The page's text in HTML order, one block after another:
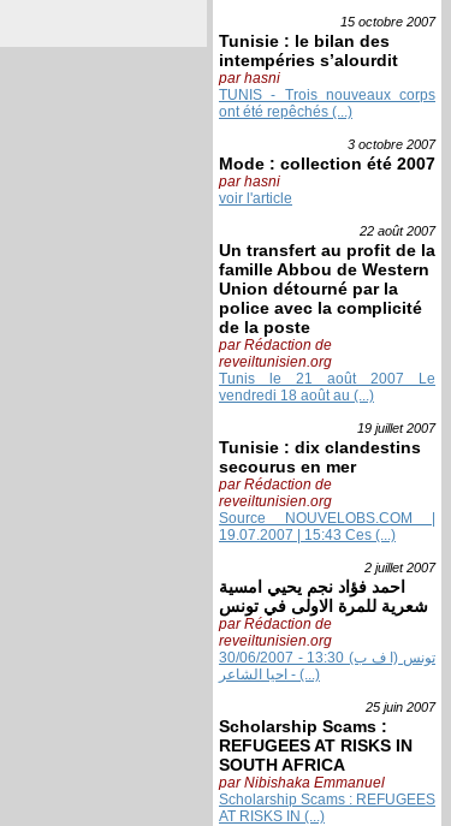
15 octobre 2007
Tunisie : le bilan des
intempéries s’alourdit
par hasni
TUNIS - Trois nouveaux corps
ont été repêchés (...)
3 octobre 2007
Mode : collection été 2007
par hasni
voir l'article
22 août2007
Un transfert au profit de la
famille Abbou de Western
Union détourné par la
police avec la complicité
de la poste
par Rédaction de
reveiltunisien.org
Tunis le 21 août 2007 Le
vendredi 18 août au (...)
19 juillet2007
Tunisie : dix clandestins
secourus en mer
par Rédaction de
reveiltunisien.org
Source NOUVELOBS.COM |
19.07.2007 | 15:43 Ces (...)
2 juillet2007
احمد فؤاد نجم يحيي امسية
شعرية للمرة الاولى في تونس
par Rédaction de
reveiltunisien.org
30/06/2007 - 13:30 تونس (ا ف ب)
- احيا الشاعر (...)
25 juin 2007
Scholarship Scams :
REFUGEES AT RISKS IN
SOUTH AFRICA
par Nibishaka Emmanuel
Scholarship Scams : REFUGEES
AT RISKS IN (...)